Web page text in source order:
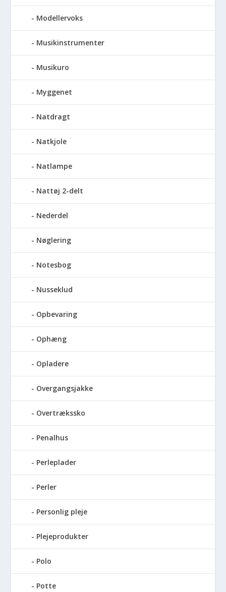
Modellervoks
Musikinstrumenter
Musikuro
Myggenet
Natdragt
Natkjole
Natlampe
Nattøj 2-delt
Nederdel
Nøglering
Notesbog
Nusseklud
Opbevaring
Ophæng
Opladere
Overgangsjakke
Overtrækssko
Penalhus
Perleplader
Perler
Personlig pleje
Plejeprodukter
Polo
Potte